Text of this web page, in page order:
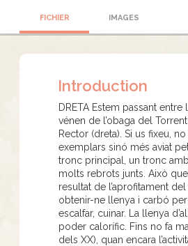
FICHIER IMAGES
Introduction
DRETA Estem passant
vénen de l’obaga del
Rector (dreta). Si us fixeu,
exemplars sinó més aviat
tronc principal, un tronc
molts rebrots junts. Això
resultat de l’aprofitament
obtenir-ne llenya i carbó
escalfar, cuinar. La llenya
poder calorífic. Fins no fa
dels XX), quan encara